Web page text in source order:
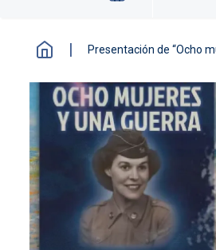
Presentación de “Ocho